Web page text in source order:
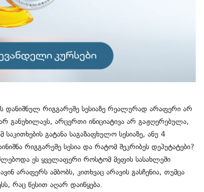
დანიშნულ რიგგარეშე სესიაზე რეალურად არაფერი არ
განუხილავს, არცერთი ინიციატივა არ გაჟღერებულა,
გატანა საგაზაფხულო სესიაზე, ანუ 4
რიგგარეშე სესია და რატომ შეკრიბეს დეპუტატები?
ეს ყველაფერი როსტომ მეფის სასახლეში
არაფერს ამბობს, კითხვაც არავის გასჩენია, თუმცა
რაც წესით აღარ დაიწყება.